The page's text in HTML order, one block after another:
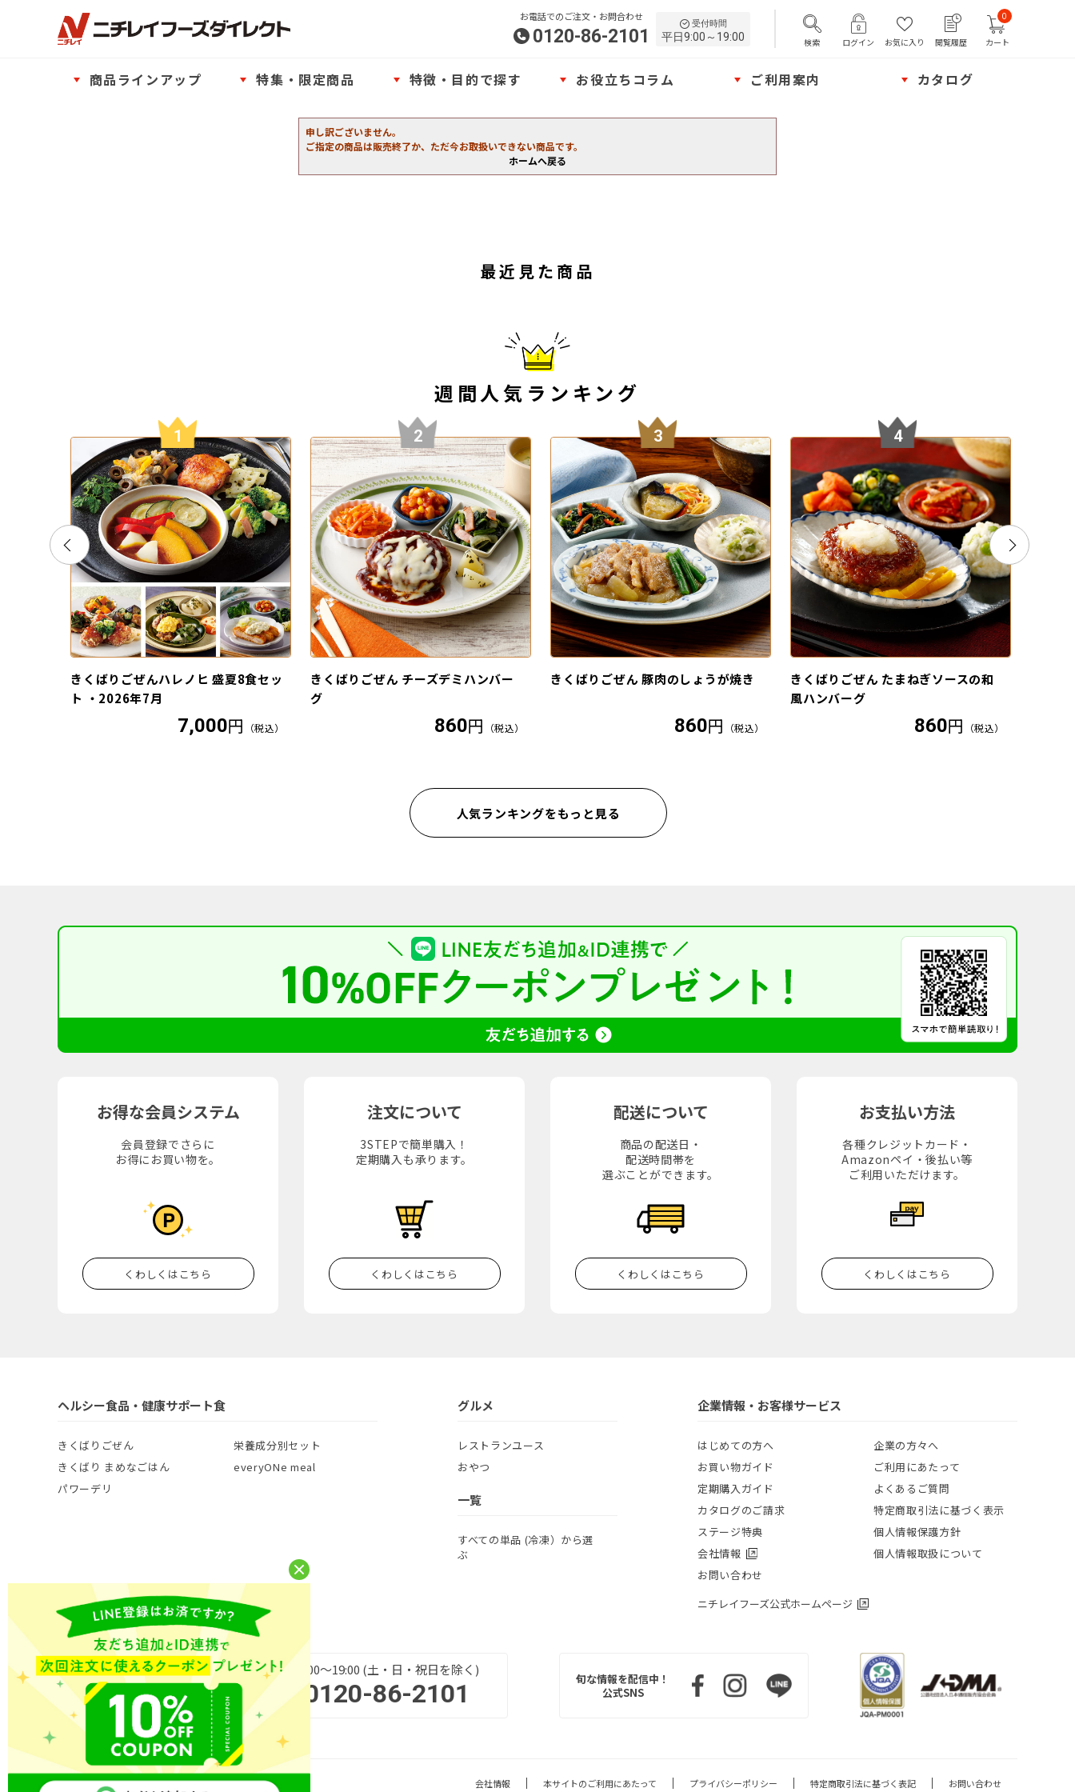
お電話でのご注文・お問合わせ
0120-86-2101
受付時間
平日9:00～19:00 検索 ログイン お気に入り 閲覧履歴 カート
0
商品ラインアップ 特集・限定商品 特徴・目的で探す お役立ちコラム ご利用案内 カタログ
申し訳ございません。
ご指定の商品は販売終了か、ただ今お取扱いできない商品です。
ホームへ戻る
最近見た商品
週間人気ランキング
1
きくばりごぜんハレノヒ 盛夏8食セッ
ト ・2026年7月
7,000円 （税込）
2
きくばりごぜん チーズデミハンバー
グ
860円 （税込）
3
きくばりごぜん 豚肉のしょうが焼き
860円 （税込）
4
きくばりごぜん たまねぎソースの和
風ハンバーグ
860円 （税込）
人気ランキングをもっと見る
お得な会員システム
会員登録でさらに
お得にお買い物を。
くわしくはこちら
注文について
3STEPで簡単購入！
定期購入も承ります。
くわしくはこちら
配送について
商品の配送日・
配送時間帯を
選ぶことができます。
くわしくはこちら
お支払い方法
各種クレジットカード・
Amazonペイ・後払い等
ご利用いただけます。
くわしくはこちら
ヘルシー食品・健康サポート食
きくばりごぜん
きくばり まめなごはん
パワーデリ
栄養成分別セット
everyONe meal
グルメ
レストランユース
おやつ
一覧
すべての単品 (冷凍）から選
ぶ
企業情報・お客様サービス
はじめての方へ
お買い物ガイド
定期購入ガイド
カタログのご請求
ステージ特典
会社情報
お問い合わせ
企業の方々へ
ご利用にあたって
よくあるご質問
特定商取引法に基づく表示
個人情報保護方針
個人情報取扱について
ニチレイフーズ公式ホームページ
商品・サービス・ご購入に
関するお問い合わせ
平日 9:00～19:00 (土・日・祝日を除く)
0120-86-2101
旬な情報を配信中！
公式SNS
Copyright (C) NICHIREI FOODS INC. All Rights Reserved. 会社情報 本サイトのご利用にあたって プライバシーポリシー 特定商取引法に基づく表記 お問い合わせ